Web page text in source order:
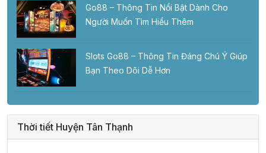
Go88 – Thông Tin Nổi Bật Dành Cho
Người Muốn Tìm Hiểu Thêm
Slots Go88 – Thông Tin Đáng Chú Ý Giúp
Bạn Theo Dõi Dễ Hơn
Thời tiết Huyện Tân Thạnh